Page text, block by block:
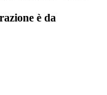
è da